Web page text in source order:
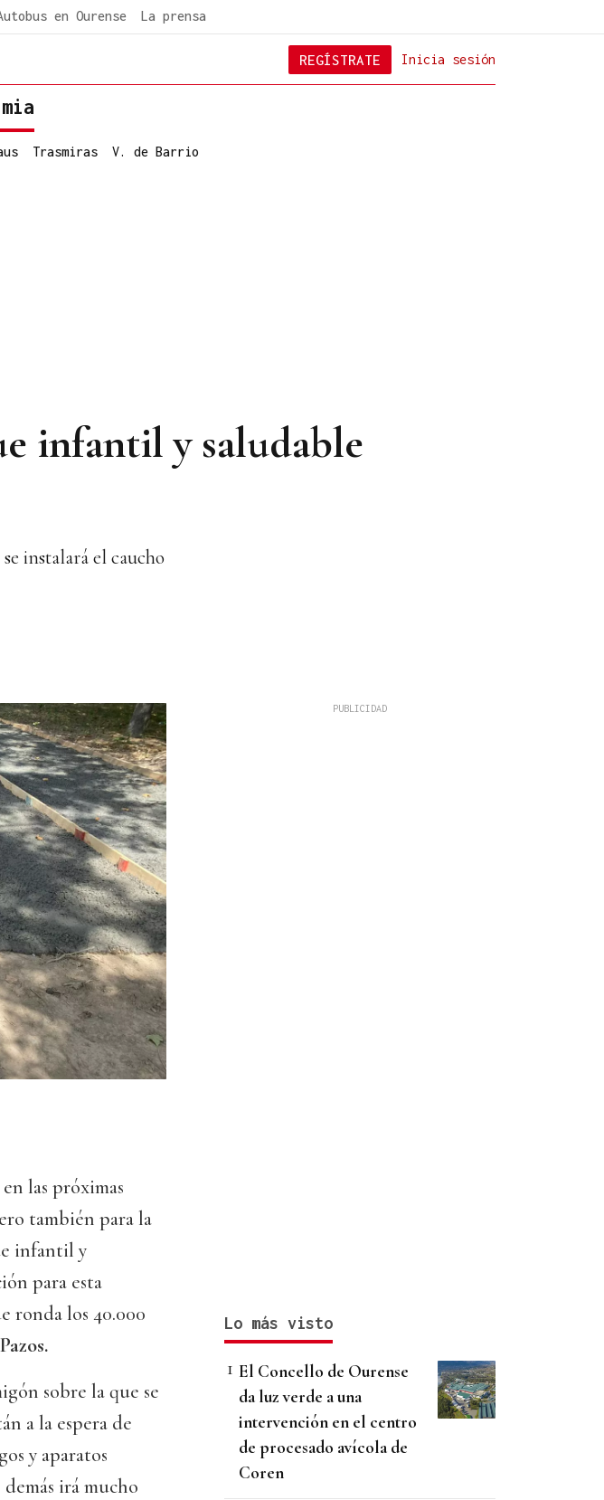
en Ourense La prensa
Inicia sesión
REGÍSTRATE
Trasmiras V. de Barrio
infantil y saludable
instalará el caucho
las próximas
también para la
infantil y
para esta
ronda los 40.000
sobre la que se
a la espera de
y aparatos
irá mucho
Lo más visto
El Concello de Ourense
da luz verde a una
intervención en el centro
de procesado avícola de
Coren